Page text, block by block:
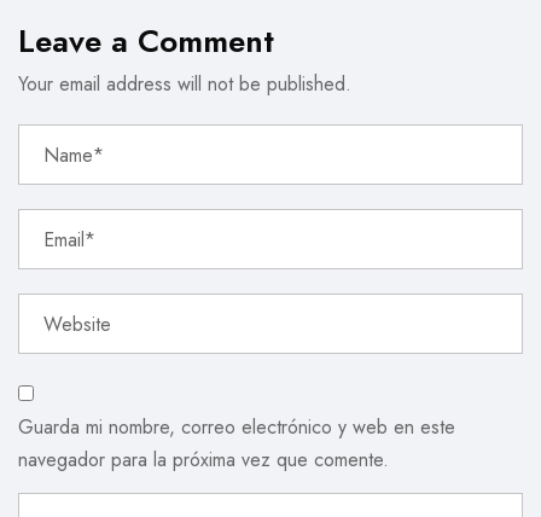
Leave a Comment
Your email address will not be published.
Guarda mi nombre, correo electrónico y web en este
navegador para la próxima vez que comente.